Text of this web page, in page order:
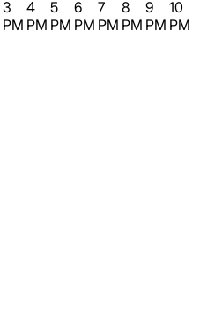
3
PM
4
PM
5
PM
6
PM
7
PM
8
PM
9
PM
10
PM